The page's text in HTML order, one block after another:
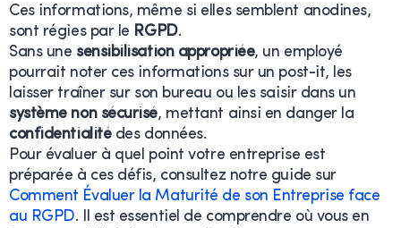
Ces informations, même si elles semblent anodines,
sont régies par le RGPD.
Sans une sensibilisation appropriée, un employé
pourrait noter ces informations sur un post-it, les
laisser traîner sur son bureau ou les saisir dans un
système non sécurisé, mettant ainsi en danger la
confidentialitédes données.
Pour évaluer à quel point votre entreprise est
préparée à ces défis, consultez notre guide sur
Comment Évaluer la Maturité de son Entreprise face
au RGPD. Il est essentiel de comprendre où vous en